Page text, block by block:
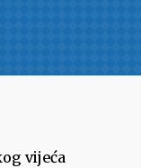
vijeća